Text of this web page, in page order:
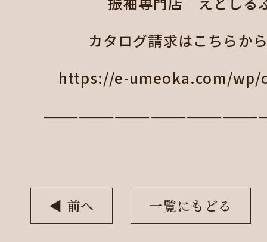
カタログ請求はこちらか
https://e-umeoka.com/wp/
◀︎ 前へ 一覧にもどる